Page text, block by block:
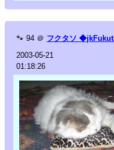
🐾 94 ＠ フクタソ
2003-05-21
01:18:26